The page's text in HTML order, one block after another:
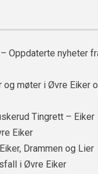
Oppdaterte nyheter
og møter i Øvre Eiker
Tingrett – Eiker
Eiker
Drammen og Lier
i Øvre Eiker